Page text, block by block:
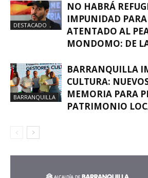
DESTACADO
NO HABRÁ
IMPUNIDAD PARA
ATENTADO AL
MONDOMO: DE
BARRANQUILLA
BARRANQUILLA
CULTURA:
MEMORIA PARA
PATRIMONIO